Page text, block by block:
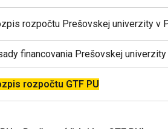
rozpočtu Prešovskej univerzity v
financovania Prešovskej
rozpočtu GTF PU